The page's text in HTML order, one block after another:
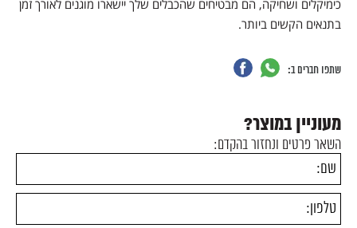
כימיקלים ושחיקה, הם מבטיחים שהכבלים שלך יישארו מוגנים לאורך זמן
בתנאים הקשים ביותר.
שתפו חברים ב:
מעוניין במוצר?
השאר פרטים ונחזור בהקדם: